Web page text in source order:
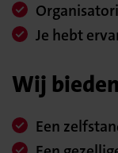
Je hebt
Wij bieden
Een